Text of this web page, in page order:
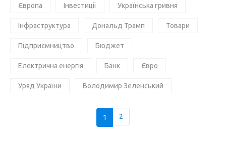
Європа Інвестиції Українська гривня
Інфраструктура Дональд Трамп Товари
Підприємництво Бюджет
Електрична енергія Банк Євро
Уряд України Володимир Зеленський
1 2